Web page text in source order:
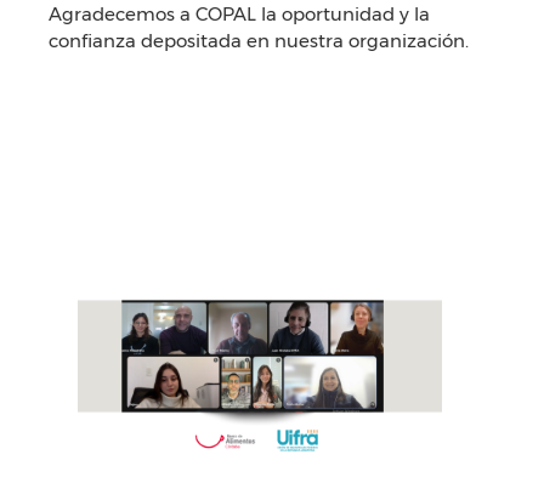
Agradecemos a COPAL la oportunidad y la
confianza depositada en nuestra organización.